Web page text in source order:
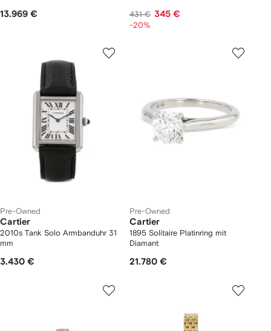
13.969 € 431 € 345 €
-20%
Pre-Owned
Cartier
2010s Tank Solo Armbanduhr 31
mm
3.430 €
Pre-Owned
Cartier
1895 Solitaire Platinring mit
Diamant
21.780 €